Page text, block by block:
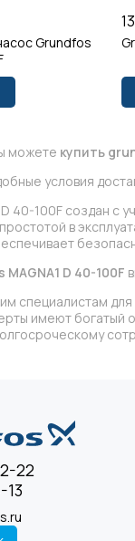
Grundfos
можете купить
условия
40-100F создан с
в
D 40-100F
специалистам
имеют богатый
22
13